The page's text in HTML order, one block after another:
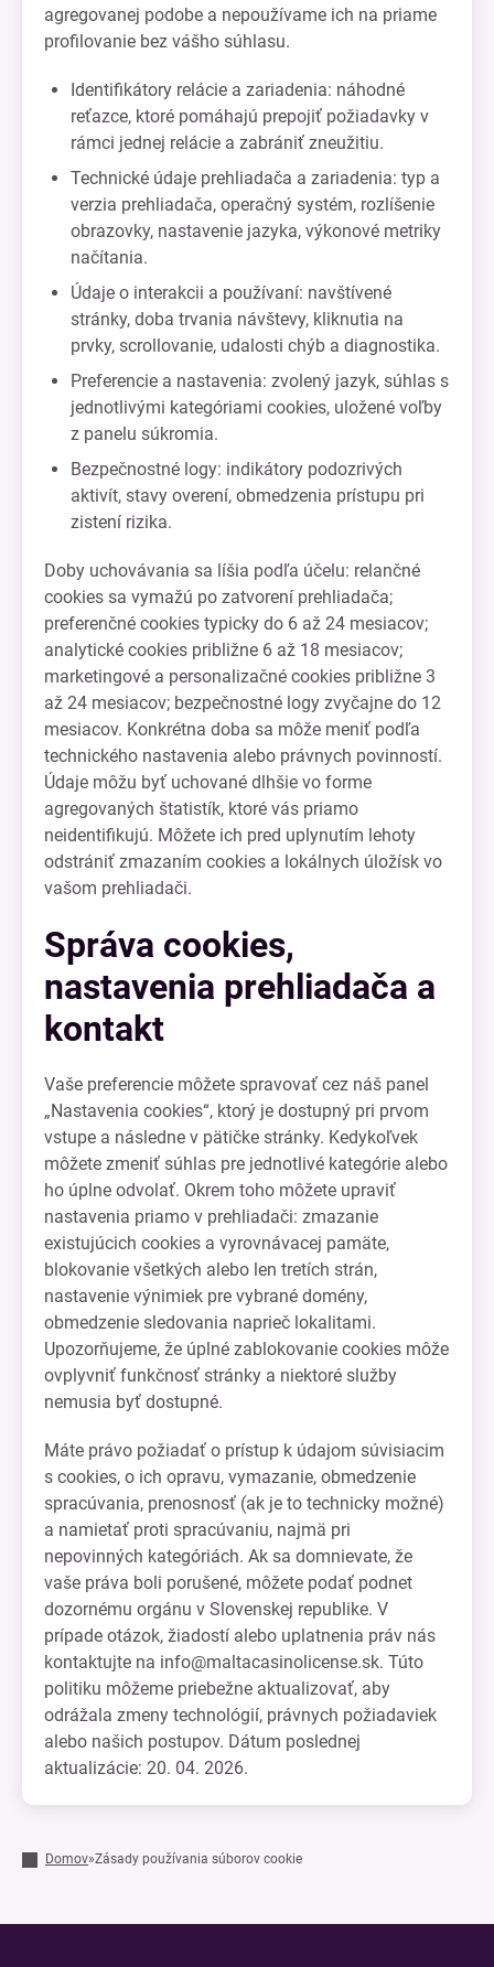
agregovanej podobe a nepoužívame ich na priame
profilovanie bez vášho súhlasu.
Identifikátory relácie a zariadenia: náhodné
reťazce, ktoré pomáhajú prepojiť požiadavky v
rámci jednej relácie a zabrániť zneužitiu.
Technické údaje prehliadača a zariadenia: typ a
verzia prehliadača, operačný systém, rozlíšenie
obrazovky, nastavenie jazyka, výkonové metriky
načítania.
Údaje o interakcii a používaní: navštívené
stránky, doba trvania návštevy, kliknutia na
prvky, scrollovanie, udalosti chýb a diagnostika.
Preferencie a nastavenia: zvolený jazyk, súhlas s
jednotlivými kategóriami cookies, uložené voľby
z panelu súkromia.
Bezpečnostné logy: indikátory podozrivých
aktivít, stavy overení, obmedzenia prístupu pri
zistení rizika.
Doby uchovávania sa líšia podľa účelu: relančné
cookies sa vymažú po zatvorení prehliadača;
preferenčné cookies typicky do 6 až 24 mesiacov;
analytické cookies približne 6 až 18 mesiacov;
marketingové a personalizačné cookies približne 3
až 24 mesiacov; bezpečnostné logy zvyčajne do 12
mesiacov. Konkrétna doba sa môže meniť podľa
technického nastavenia alebo právnych povinností.
Údaje môžu byť uchované dlhšie vo forme
agregovaných štatistík, ktoré vás priamo
neidentifikujú. Môžete ich pred uplynutím lehoty
odstrániť zmazaním cookies a lokálnych úložísk vo
vašom prehliadači.
Správa cookies,
nastavenia prehliadača a
kontakt
Vaše preferencie môžete spravovať cez náš panel
„Nastavenia cookies“, ktorý je dostupný pri prvom
vstupe a následne v pätičke stránky. Kedykoľvek
môžete zmeniť súhlas pre jednotlivé kategórie alebo
ho úplne odvolať. Okrem toho môžete upraviť
nastavenia priamo v prehliadači: zmazanie
existujúcich cookies a vyrovnávacej pamäte,
blokovanie všetkých alebo len tretích strán,
nastavenie výnimiek pre vybrané domény,
obmedzenie sledovania naprieč lokalitami.
Upozorňujeme, že úplné zablokovanie cookies môže
ovplyvniť funkčnosť stránky a niektoré služby
nemusia byť dostupné.
Máte právo požiadať o prístup k údajom súvisiacim
s cookies, o ich opravu, vymazanie, obmedzenie
spracúvania, prenosnosť (ak je to technicky možné)
a namietať proti spracúvaniu, najmä pri
nepovinných kategóriách. Ak sa domnievate, že
vaše práva boli porušené, môžete podať podnet
dozornému orgánu v Slovenskej republike. V
prípade otázok, žiadostí alebo uplatnenia práv nás
kontaktujte na info@maltacasinolicense.sk. Túto
politiku môžeme priebežne aktualizovať, aby
odrážala zmeny technológií, právnych požiadaviek
alebo našich postupov. Dátum poslednej
aktualizácie: 20. 04. 2026.
Domov»Zásady používania súborov cookie